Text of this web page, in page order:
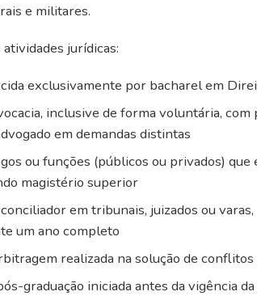
e militares.
jurídicas:
exclusivamente por bacharel em
inclusive de forma voluntária,
em demandas distintas
ou funções (públicos ou privados)
magistério superior
em tribunais, juizados ou
um ano completo
realizada na solução de conflitos
graduação iniciada antes da vigência